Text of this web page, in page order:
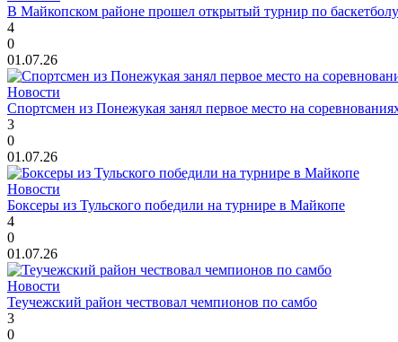
В Майкопском районе прошел открытый турнир по баскетболу
4
0
01.07.26
Новости
Спортсмен из Понежукая занял первое место на
3
0
01.07.26
Новости
Боксеры из Тульского победили на турнире в Майкопе
4
0
01.07.26
Новости
Теучежский район чествовал чемпионов по самбо
3
0